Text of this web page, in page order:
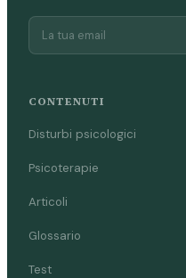
CONTENUTI
Disturbi psicologici
Psicoterapie
Articoli
Glossario
Test